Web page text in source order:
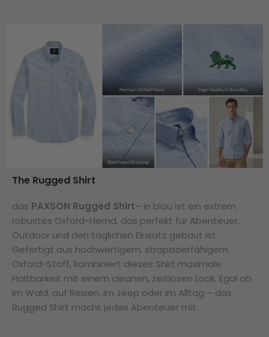
The Rugged Shirt
das PAXSON Rugged Shirt– in blau ist ein extrem
robustes Oxford-Hemd, das perfekt für Abenteuer,
Outdoor und den täglichen Einsatz gebaut ist.
Gefertigt aus hochwertigem, strapazierfähigem
Oxford-Stoff, kombiniert dieses Shirt maximale
Haltbarkeit mit einem cleanen, zeitlosen Look. Egal ob
im Wald, auf Reisen, im Jeep oder im Alltag – das
Rugged Shirt macht jedes Abenteuer mit.